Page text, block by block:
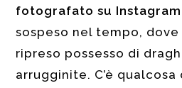
fotografato su Instagram
sospeso nel tempo, dove
ripreso possesso di
arrugginite. C’è